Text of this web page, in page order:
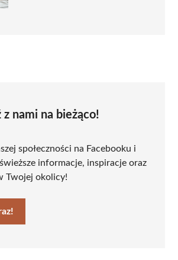
z nami na bieżąco!
społeczności na Facebooku i
informacje, inspiracje oraz
Twojej okolicy!